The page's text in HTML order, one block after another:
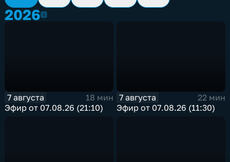
20262026
7 августа
18 мин
Эфир от 07.08.26 (21:10)
7 августа
22 мин
Эфир от 07.08.26 (11:30)